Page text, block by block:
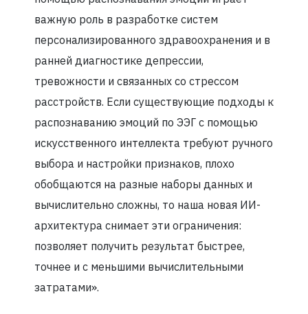
важную роль в разработке систем
персонализированного здравоохранения и в
ранней диагностике депрессии,
тревожности и связанных со стрессом
расстройств. Если существующие подходы к
распознаванию эмоций по ЭЭГ с помощью
искусственного интеллекта требуют ручного
выбора и настройки признаков, плохо
обобщаются на разные наборы данных и
вычислительно сложны, то наша новая ИИ-
архитектура снимает эти ограничения:
позволяет получить результат быстрее,
точнее и с меньшими вычислительными
затратами».